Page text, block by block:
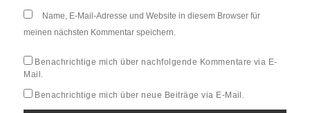
Name, E-Mail-Adresse und Website in diesem Browser für
meinen nächsten Kommentar speichern.
Benachrichtige mich über nachfolgende Kommentare via E-
Mail.
Benachrichtige mich über neue Beiträge via E-Mail.